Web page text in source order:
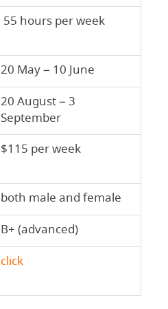
55 hours per week
20 May – 10 June
20 August – 3
September
$115 per week
both male and female
B+ (advanced)
click